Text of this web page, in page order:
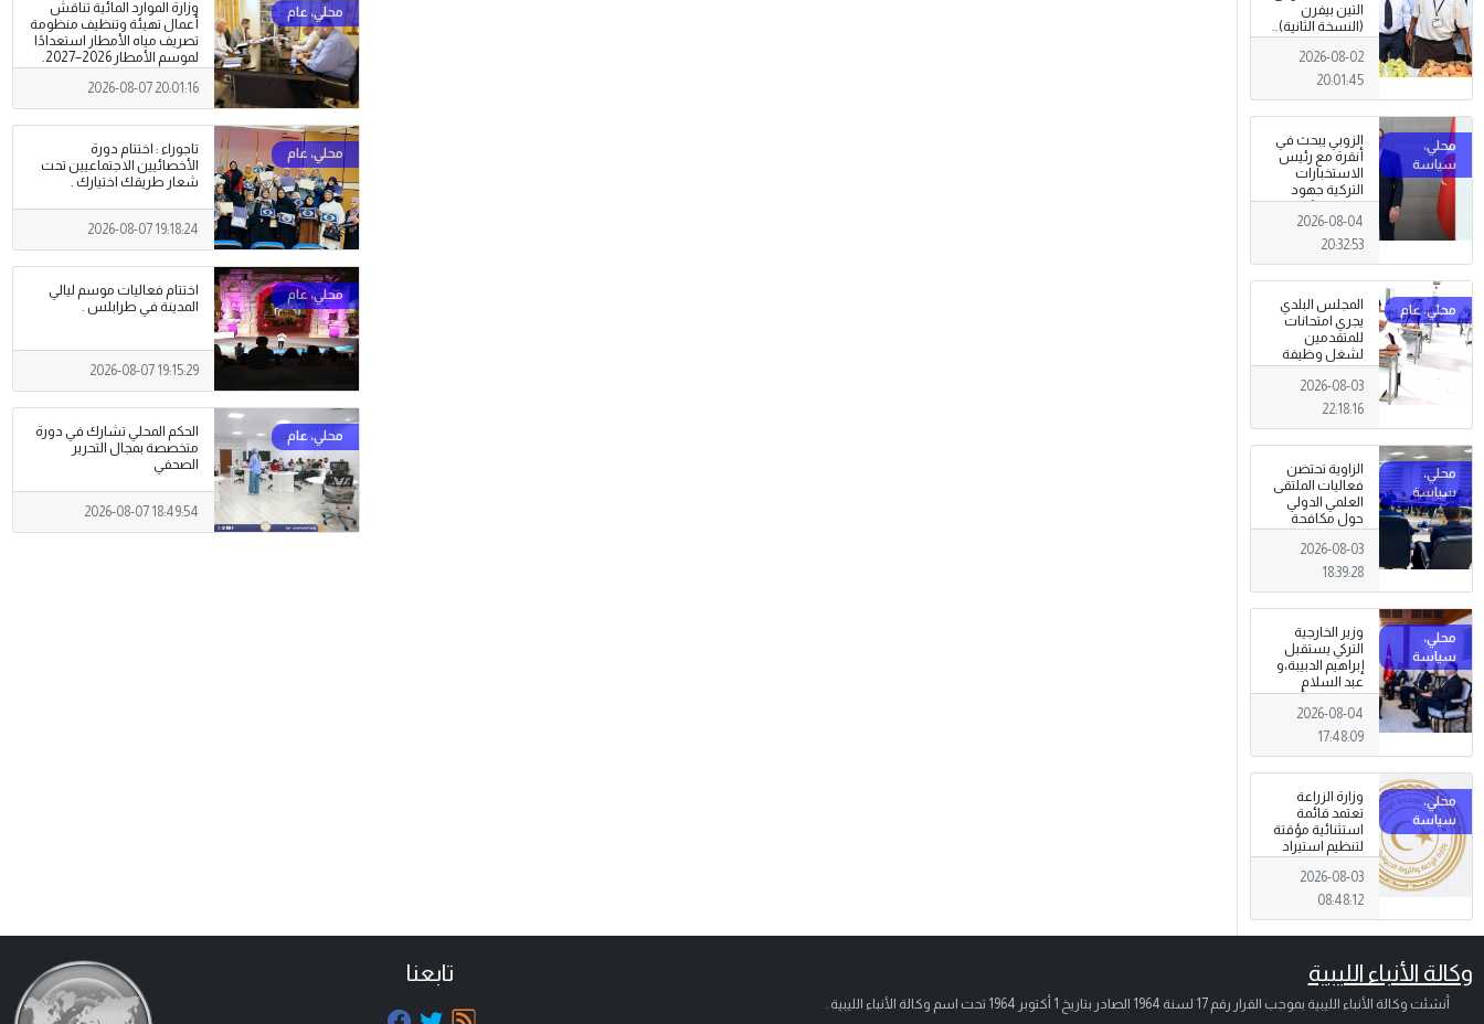
التين بيفرن
(النسخة الثانية)..
تظاهرة وطنية
وصمود
للمزارعين في
2026-08-02
20:01:45
الزوبي يبحث في
أنقرة مع رئيس
الاستخبارات
التركية جهود
توحيد المؤسسة
العسكرية على
أسس مهنية
2026-08-04
20:32:53
المجلس البلدي
يجري امتحانات
للمتقدمين
لشغل وظيفة
مختار محلة .
2026-08-03
22:18:16
الزاوية تحتضن
فعاليات الملتقى
العلمي الدولي
حول مكافحة
الجرائم المالية
وتهديدات الأمن
القومي
2026-08-03
18:39:28
وزير الخارجية
التركي يستقبل
إبراهيم الدبيبة،و
عبد السلام
الزوبي في أنقرة
2026-08-04
17:48:09
وزارة الزراعة
تعتمد قائمة
استثنائية مؤقتة
لتنظيم استيراد
وتداول المبيدات
الزراعية
2026-08-03
08:48:12
وزارة الموارد المائية تناقش
أعمال تهيئة وتنظيف منظومة
تصريف مياه الأمطار استعدادًا
لموسم الأمطار 2026–2027.
2026-08-07 20:01:16
تاجوراء : اختتام دورة
الأخصائيين الاجتماعيين تحت
شعار طريقك اختيارك .
2026-08-07 19:18:24
اختتام فعاليات موسم ليالي
المدينة في طرابلس .
2026-08-07 19:15:29
الحكم المحلي تشارك في دورة
متخصصة بمجال التحرير
الصحفي
2026-08-07 18:49:54
وكالة الأنباء الليبية
أنشئت وكالة الأنباء الليبية بموجب القرار رقم 17 لسنة 1964 الصادر بتاريخ 1 أكتوبر 1964 تحت اسم وكالة الأنباء الليبية .
تابعنا